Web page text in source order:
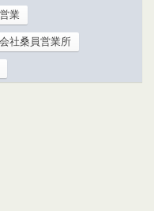
業
社桑員営業所